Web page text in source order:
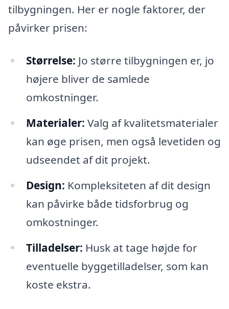
tilbygningen. Her er nogle faktorer, der
påvirker prisen:
Størrelse: Jo større tilbygningen er, jo
højere bliver de samlede
omkostninger.
Materialer: Valg af kvalitetsmaterialer
kan øge prisen, men også levetiden og
udseendet af dit projekt.
Design: Kompleksiteten af dit design
kan påvirke både tidsforbrug og
omkostninger.
Tilladelser: Husk at tage højde for
eventuelle byggetilladelser, som kan
koste ekstra.